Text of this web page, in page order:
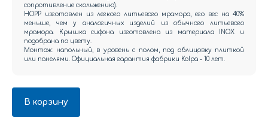
сопротивление скольжению).
HOPP изготовлен из легкого литьевого мрамора, его вес на 40%
меньше, чем у аналогичных изделий из обычного литьевого
мрамора. Крышка сифона изготовлена из материала INOX и
подобрана по цвету.
Монтаж: напольный, в уровень с полом, под облицовку плиткой
или панелями. Официальная гарантия фабрики Kolpa - 10 лет.
В корзину